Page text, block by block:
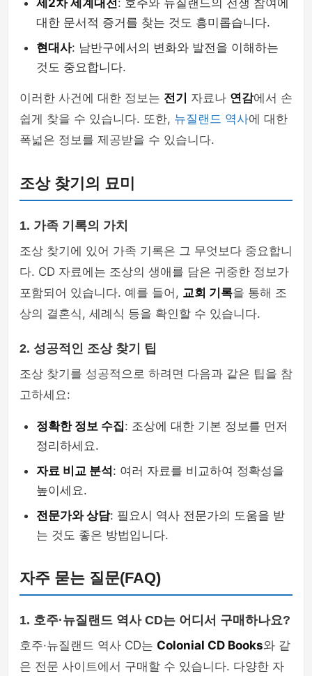
제2차 세계대전: 호주와 뉴질랜드의 전쟁 참여에
대한 문서적 증거를 찾는 것도 흥미롭습니다.
현대사: 남반구에서의 변화와 발전을 이해하는
것도 중요합니다.
이러한 사건에 대한 정보는 전기 자료나 연감에서 손
쉽게 찾을 수 있습니다. 또한, 뉴질랜드 역사에 대한
폭넓은 정보를 제공받을 수 있습니다.
조상 찾기의 묘미
1. 가족 기록의 가치
조상 찾기에 있어 가족 기록은 그 무엇보다 중요합니
다. CD 자료에는 조상의 생애를 담은 귀중한 정보가
포함되어 있습니다. 예를 들어, 교회 기록을 통해 조
상의 결혼식, 세례식 등을 확인할 수 있습니다.
2. 성공적인 조상 찾기 팁
조상 찾기를 성공적으로 하려면 다음과 같은 팁을 참
고하세요:
정확한 정보 수집: 조상에 대한 기본 정보를 먼저
정리하세요.
자료 비교 분석: 여러 자료를 비교하여 정확성을
높이세요.
전문가와 상담: 필요시 역사 전문가의 도움을 받
는 것도 좋은 방법입니다.
자주 묻는 질문(FAQ)
1. 호주·뉴질랜드 역사 CD는 어디서 구매하나요?
호주·뉴질랜드 역사 CD는 Colonial CD Books와 같
은 전문 사이트에서 구매할 수 있습니다. 다양한 자